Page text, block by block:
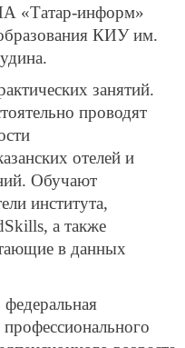
«Татар-информ»
КИУ им.
занятий.
проводят
отелей и
Обучают
института,
а также
в данных